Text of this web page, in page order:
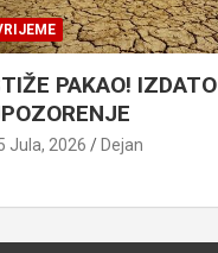
PAKAO! IZDATO
Jula, 2026 Dejan